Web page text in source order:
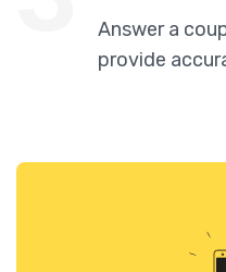
Answer a
provide